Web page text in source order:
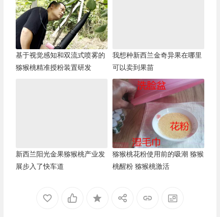
基于视觉感知和双流式喷雾的
猕猴桃精准授粉装置研发
我想种新西兰金奇异果在哪里
可以卖到果苗
新西兰阳光金果猕猴桃产业发
展步入了快车道
猕猴桃花粉使用前的吸潮 猕猴
桃醒粉 猕猴桃激活